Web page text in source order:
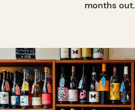
months out.